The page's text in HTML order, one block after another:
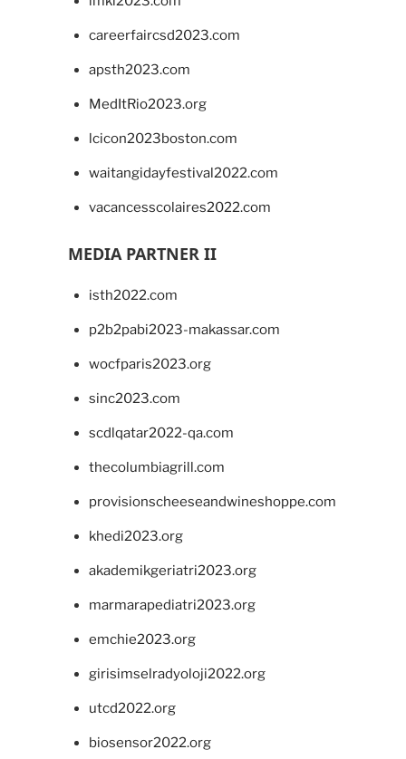
careerfaircsd2023.com
apsth2023.com
MedItRio2023.org
lcicon2023boston.com
waitangidayfestival2022.com
vacancesscolaires2022.com
MEDIA PARTNER II
isth2022.com
p2b2pabi2023-makassar.com
wocfparis2023.org
sinc2023.com
scdlqatar2022-qa.com
thecolumbiagrill.com
provisionscheeseandwineshoppe.com
khedi2023.org
akademikgeriatri2023.org
marmarapediatri2023.org
emchie2023.org
girisimselradyoloji2022.org
utcd2022.org
biosensor2022.org